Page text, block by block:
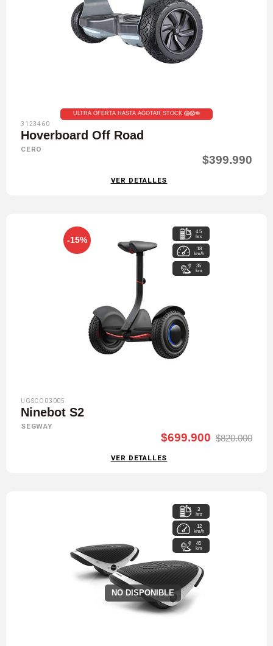
ULTRA OFERTA HASTA AGOTAR STOCK 😱😱🍻
3123460
Hoverboard Off Road
CERO
$399.990
VER DETALLES
-15%
4.5
hrs
18
km/h
35
km
UGSCO03005
Ninebot S2
SEGWAY
$699.900 $820.000
VER DETALLES
NO DISPONIBLE
3
hrs
12
km/h
45
km